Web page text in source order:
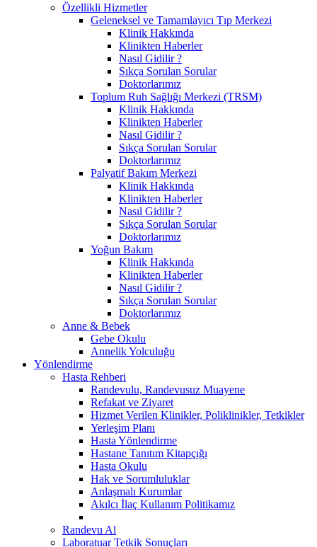
Özellikli Hizmetler
Geleneksel ve Tamamlayıcı Tıp Merkezi
Klinik Hakkında
Klinikten Haberler
Nasıl Gidilir ?
Sıkça Sorulan Sorular
Doktorlarımız
Toplum Ruh Sağlığı Merkezi (TRSM)
Klinik Hakkında
Klinikten Haberler
Nasıl Gidilir ?
Sıkça Sorulan Sorular
Doktorlarımız
Palyatif Bakım Merkezi
Klinik Hakkında
Klinikten Haberler
Nasıl Gidilir ?
Sıkça Sorulan Sorular
Doktorlarımız
Yoğun Bakım
Klinik Hakkında
Klinikten Haberler
Nasıl Gidilir ?
Sıkça Sorulan Sorular
Doktorlarımız
Anne & Bebek
Gebe Okulu
Annelik Yolculuğu
Yönlendirme
Hasta Rehberi
Randevulu, Randevusuz Muayene
Refakat ve Ziyaret
Hizmet Verilen Klinikler, Poliklinikler, Tetkikler
Yerleşim Planı
Hasta Yönlendirme
Hastane Tanıtım Kitapçığı
Hasta Okulu
Hak ve Sorumluluklar
Anlaşmalı Kurumlar
Akılcı İlaç Kullanım Politikamız
Randevu Al
Laboratuar Tetkik Sonuçları